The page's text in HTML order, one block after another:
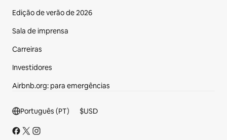
Edição de verão de 2026
Sala de imprensa
Carreiras
Investidores
Airbnb.org: para emergências
Rodapé
Português (PT) $USD